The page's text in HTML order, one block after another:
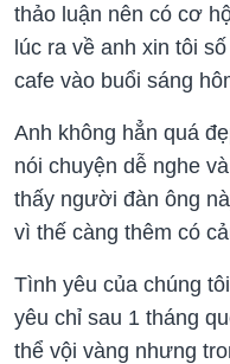
thảo luận nên có cơ
lúc ra về anh xin tôi
cafe vào buổi sáng
Anh không hẳn quá
nói chuyện dễ nghe
thấy người đàn ông
vì thế càng thêm có
Tình yêu của chúng
yêu chỉ sau 1 tháng
thể vội vàng nhưng